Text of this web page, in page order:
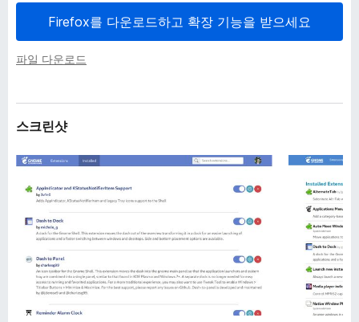
Firefox를 다운로드하고 확장 기능을 받으세요
파일 다운로드
스크린샷